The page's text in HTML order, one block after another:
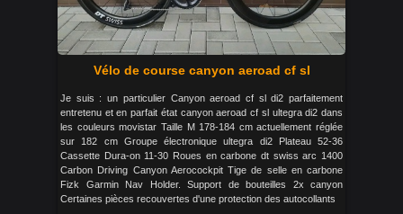
Vélo de course canyon aeroad cf sl
Je suis : un particulier Canyon aeroad cf sl di2 parfaitement
entretenu et en parfait état canyon aeroad cf sl ultegra di2 dans
les couleurs movistar Taille M 178-184 cm actuellement réglée
sur 182 cm Groupe électronique ultegra di2 Plateau 52-36
Cassette Dura-on 11-30 Roues en carbone dt swiss arc 1400
Carbon Driving Canyon Aerocockpit Tige de selle en carbone
Fizk Garmin Nav Holder. Support de bouteilles 2x canyon
Certaines pièces recouvertes d'une protection des autocollants